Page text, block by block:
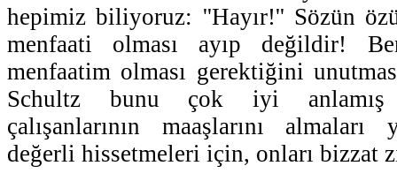
hepimiz biliyoruz: ''Hayır!'' Sözün
menfaati olması ayıp değildir!
menfaatim olması gerektiğini
Schultz bunu çok iyi anlamış
çalışanlarının maaşlarını
değerli hissetmeleri için, onları bizzat